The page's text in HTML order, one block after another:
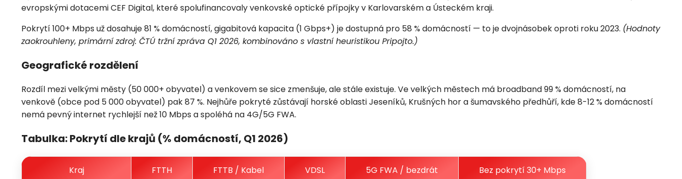
evropskými dotacemi CEF Digital, které spolufinancovaly venkovské optické přípojky v Karlovarském a Ústeckém kraji.
Pokrytí 100+ Mbps už dosahuje 81 % domácností, gigabitová kapacita (1 Gbps+) je dostupná pro 58 % domácností — to je dvojnásobek oproti roku 2023. (Hodnoty
zaokrouhleny, primární zdroj: ČTÚ tržní zpráva Q1 2026, kombinováno s vlastní heuristikou Pripojto.)
Geografické rozdělení
Rozdíl mezi velkými městy (50 000+ obyvatel) a venkovem se sice zmenšuje, ale stále existuje. Ve velkých městech má broadband 99 % domácností, na
venkově (obce pod 5 000 obyvatel) pak 87 %. Nejhůře pokryté zůstávají horské oblasti Jeseníků, Krušných hor a šumavského předhůří, kde 8-12 % domácností
nemá pevný internet rychlejší než 10 Mbps a spoléhá na 4G/5G FWA.
Tabulka: Pokrytí dle krajů (% domácností, Q1 2026)
Kraj FTTH FTTB / Kabel VDSL 5G FWA / bezdrát Bez pokrytí 30+ Mbps
Nezávazná poptávka
Zadejte prosím Vaše telefonní číslo. Náš specialista Vás
bude v nejbližší možné době kontaktovat.
Telefon